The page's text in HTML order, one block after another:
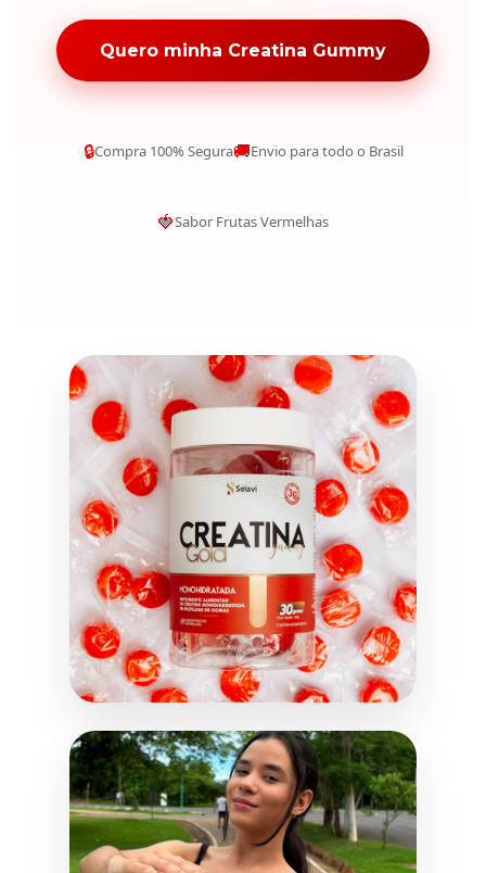
Quero minha Creatina Gummy
🔒Compra 100% Segura🚚Envio para todo o Brasil
🍓Sabor Frutas Vermelhas